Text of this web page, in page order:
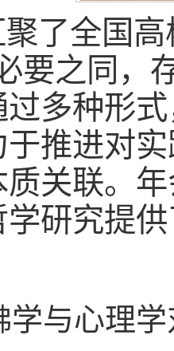
了全国
要之同，
多种形
推进对
关联。
研究提
学与心理